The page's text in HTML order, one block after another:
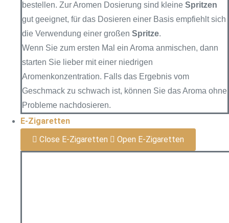
bestellen. Zur Aromen Dosierung sind kleine Spritzen
gut geeignet, für das Dosieren einer Basis empfiehlt sich
die Verwendung einer großen Spritze.
Wenn Sie zum ersten Mal ein Aroma anmischen, dann
starten Sie lieber mit einer niedrigen
Aromenkonzentration. Falls das Ergebnis vom
Geschmack zu schwach ist, können Sie das Aroma ohne
Probleme nachdosieren.
E-Zigaretten
Close E-Zigaretten
Open E-Zigaretten